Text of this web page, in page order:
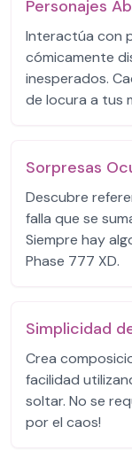
Personajes
Interactúa con
cómicamente
inesperados.
de locura a tus
Sorpresas
Descubre
falla que se
Siempre hay
Phase 777 XD.
Simplicidad
Crea
facilidad
soltar. No se
por el caos!